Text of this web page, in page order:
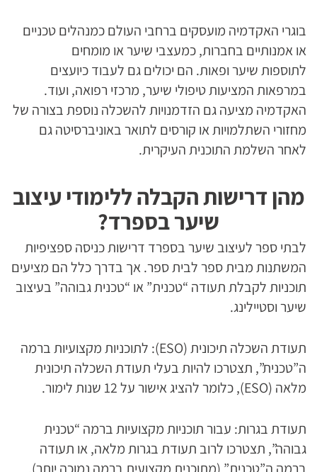
בוגרי האקדמיה מועסקים ברחבי העולם כמנהלים טכניים
או אמנותיים בחברות, כמעצבי שיער או מומחים
לתוספות שיער ופאות. הם יכולים גם לעבוד כיועצים
במרפאות המציעות טיפולי שיער, מרכזי רפואה, ועוד.
האקדמיה מציעה גם הזדמנויות להשכלה נוספת בצורה של
מחזורי השתלמויות או קורסים לתואר באוניברסיטה גם
לאחר השלמת התוכנית העיקרית.
מהן דרישות הקבלה ללימודי עיצוב
שיער בספרד?
לבתי ספר לעיצוב שיער בספרד דרישות כניסה ספציפיות
המשתנות מבית ספר לבית ספר. אך בדרך כלל הם מציעים
תוכניות לקבלת תעודה “טכנית” או “טכנית גבוהה” בעיצוב
שיער וסטיילינג.
תעודת השכלה תיכונית (ESO): לתוכניות מקצועיות ברמה
ה”טכנית”, תצטרכו להיות בעלי תעודת השכלה תיכונית
מלאה (ESO), כלומר להציג אישור על 12 שנות לימור.
תעודת בגרות: עבור תוכניות מקצועיות ברמה “טכנית
גבוהה”, תצטרכו לרוב תעודת בגרות מלאה, או תעודה